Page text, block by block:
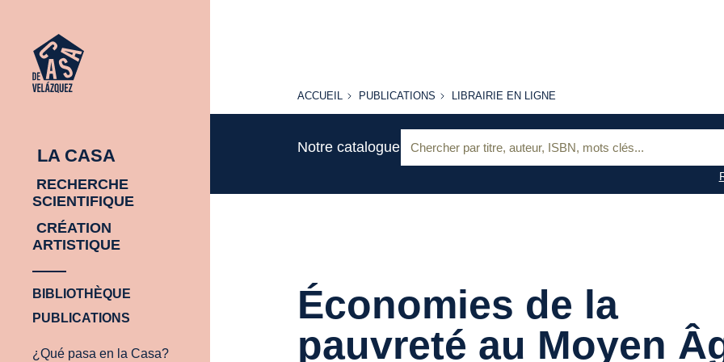
LA CASA
RECHERCHE
SCIENTIFIQUE
CRÉATION
ARTISTIQUE
BIBLIOTHÈQUE
PUBLICATIONS
¿Qué pasa en la Casa?
ACCUEIL
ACCUEIL PUBLICATIONS
PUBLICATIONS
LIBRAIRIE
LIBRAIRIE EN LIGNE
Notre catalogue:
Économies de la
pauvreté au Moyen